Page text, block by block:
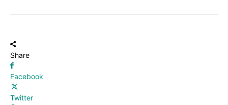
Share
Facebook
Twitter